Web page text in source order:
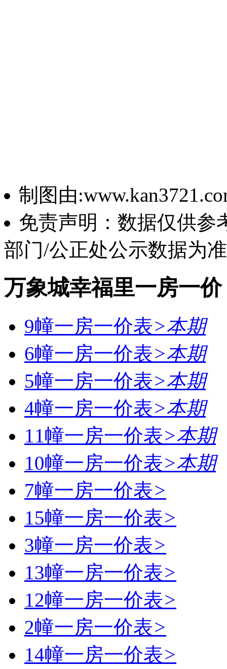
制图由
免责声明：数据仅供参
部门/公正处公示数据为
万象城幸福里一房一价
9幢一房一价表>本期
6幢一房一价表>本期
5幢一房一价表>本期
4幢一房一价表>本期
11幢一房一价表>本期
10幢一房一价表>本期
7幢一房一价表>
15幢一房一价表>
3幢一房一价表>
13幢一房一价表>
12幢一房一价表>
2幢一房一价表>
14幢一房一价表>